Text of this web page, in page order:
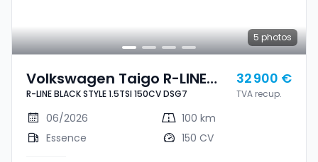
5 photos
Volkswagen Taigo R-LINE
BLACK STYLE 1.5TSI 150CV
DSG7
R-LINE BLACK STYLE 1.5TSI 150CV DSG7
32 900 €
TVA recup.
06/2026
100 km
Essence
150 CV